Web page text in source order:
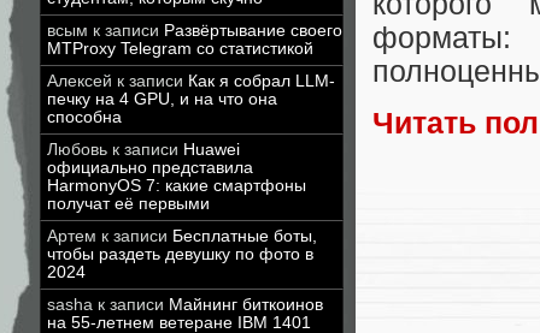
всым к записи Развёртывание своего
MTProxy Telegram со статистикой
Алексей к записи Как я собрал LLM-
печку на 4 GPU, и на что она
способна
Любовь к записи Huawei
официально представила
HarmonyOS 7: какие смартфоны
получат её первыми
Артем к записи Бесплатные боты,
чтобы раздеть девушку по фото в
2024
sasha к записи Майнинг биткоинов
на 55-летнем ветеране IBM 1401
Читать